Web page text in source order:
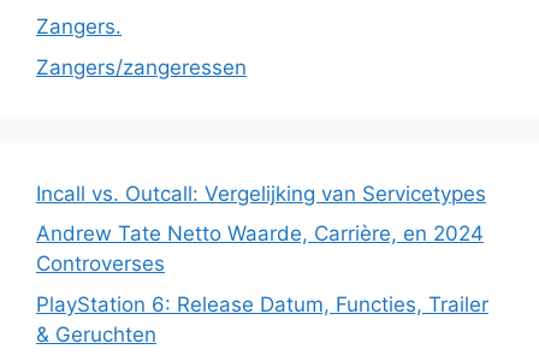
Zangers.
Zangers/zangeressen
Incall vs. Outcall: Vergelijking van Servicetypes
Andrew Tate Netto Waarde, Carrière, en 2024
Controverses
PlayStation 6: Release Datum, Functies, Trailer
& Geruchten